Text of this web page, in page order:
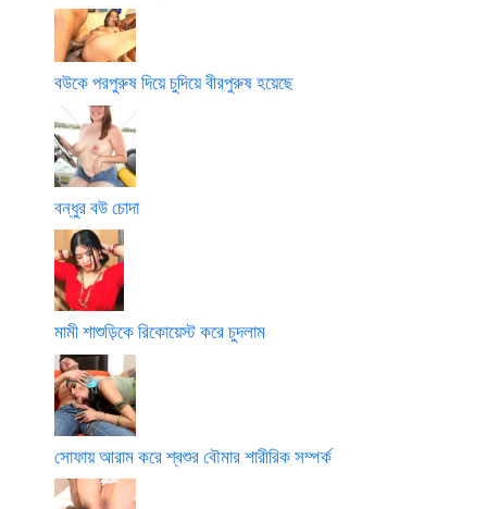
বউকে পরপুরুষ দিয়ে চুদিয়ে বীরপুরুষ হয়েছে
বন্ধুর বউ চোদা
মামী শাশুড়িকে রিকোয়েস্ট করে চুদলাম
সোফায় আরাম করে শ্বশুর বৌমার শারীরিক সম্পর্ক